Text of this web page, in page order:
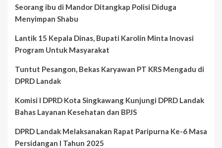
Seorang ibu di Mandor Ditangkap Polisi Diduga
Menyimpan Shabu
Lantik 15 Kepala Dinas, Bupati Karolin Minta Inovasi
Program Untuk Masyarakat
Tuntut Pesangon, Bekas Karyawan PT KRS Mengadu di
DPRD Landak
Komisi I DPRD Kota Singkawang Kunjungi DPRD Landak
Bahas Layanan Kesehatan dan BPJS
DPRD Landak Melaksanakan Rapat Paripurna Ke-6 Masa
Persidangan I Tahun 2025